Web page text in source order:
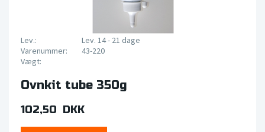
Lev.:
Lev. 14 - 21 dage
Varenummer:
43-220
Vægt:
Ovnkit tube 350g
102,50 DKK